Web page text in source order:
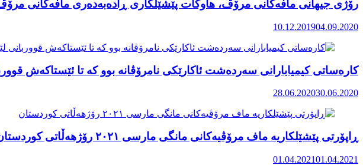
رۆژی جیهانی مافەکانی مرۆڤ، هاوکات پێشێلکاری ڕادەبەدەری مافەکانی مرۆڤ
10.12.201904.09.2020
کارەساتی کیمیابارانی سەردەشت ئاکارێکی نامرۆڤانە بوو کە تا ئێستاکەش
28.06.202030.06.2020
ڕاپۆرتی پێشێلکاریە ماف مرۆڤیەکانی مانگی مارسی ٢٠٢١ رۆژهەڵاتی کوردستان
01.04.202101.04.2021